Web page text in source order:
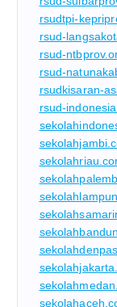
rsudtpi-
rsud-
rsud-
rsud-
rsudkisaran-
rsud-